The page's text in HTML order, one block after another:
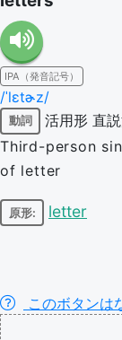
IPA（発音記号）
/ˈlɛtɚz/
動詞 活用形 直
Third-person
of letter
原形: letter
このボタンは